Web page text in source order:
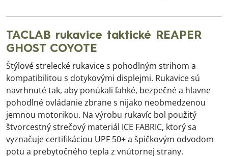
TACLAB rukavice taktické REAPER
GHOST COYOTE
Štýlové strelecké rukavice s pohodlným strihom a
kompatibilitou s dotykovými displejmi. Rukavice sú
navrhnuté tak, aby ponúkali ľahké, bezpečné a hlavne
pohodlné ovládanie zbrane s nijako neobmedzenou
jemnou motorikou. Na výrobu rukavíc bol použitý
štvorcestný strečový materiál ICE FABRIC, ktorý sa
vyznačuje certifikáciou UPF 50+ a špičkovým odvodom
potu a prebytočného tepla z vnútornej strany.